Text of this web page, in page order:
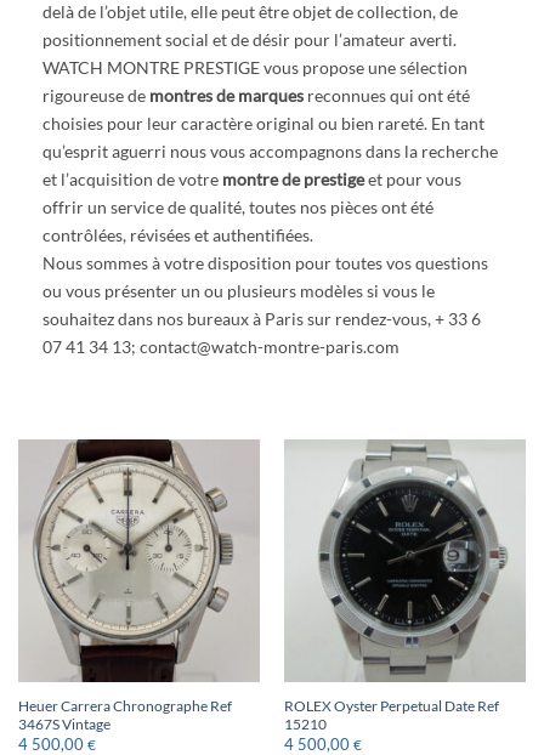
delà de l’objet utile, elle peut être objet de collection, de
positionnement social et de désir pour l’amateur averti.
WATCH MONTRE PRESTIGE vous propose une sélection
rigoureuse de montres de marques reconnues qui ont été
choisies pour leur caractère original ou bien rareté. En tant
qu’esprit aguerri nous vous accompagnons dans la recherche
et l’acquisition de votre montre de prestigeet pour vous
offrir un service de qualité, toutes nos pièces ont été
contrôlées, révisées et authentifiées.
Nous sommes à votre disposition pour toutes vos questions
ou vous présenter un ou plusieurs modèles si vous le
souhaitez dans nos bureaux à Paris sur rendez-vous, + 33 6
07 41 34 13; contact@watch-montre-paris.com
Heuer Carrera Chronographe Ref
3467S Vintage
4 500,00 €
ROLEX Oyster Perpetual Date Ref
15210
4 500,00 €